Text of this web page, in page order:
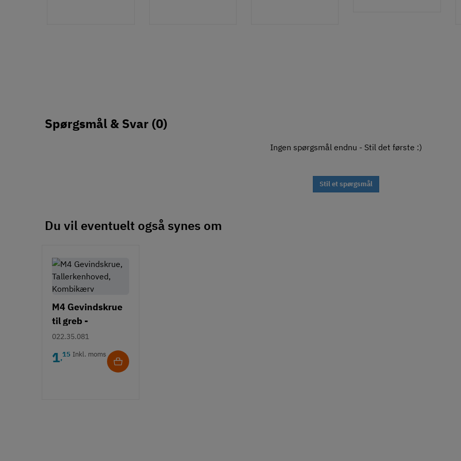
Spørgsmål & Svar (0)
Ingen spørgsmål endnu - Stil det første :)
Stil et spørgsmål
Du vil eventuelt også synes om
M4 Gevindskrue
til greb -
Tallerkenhoved -
Krydskærv
022.35.081
1,15 Inkl. moms